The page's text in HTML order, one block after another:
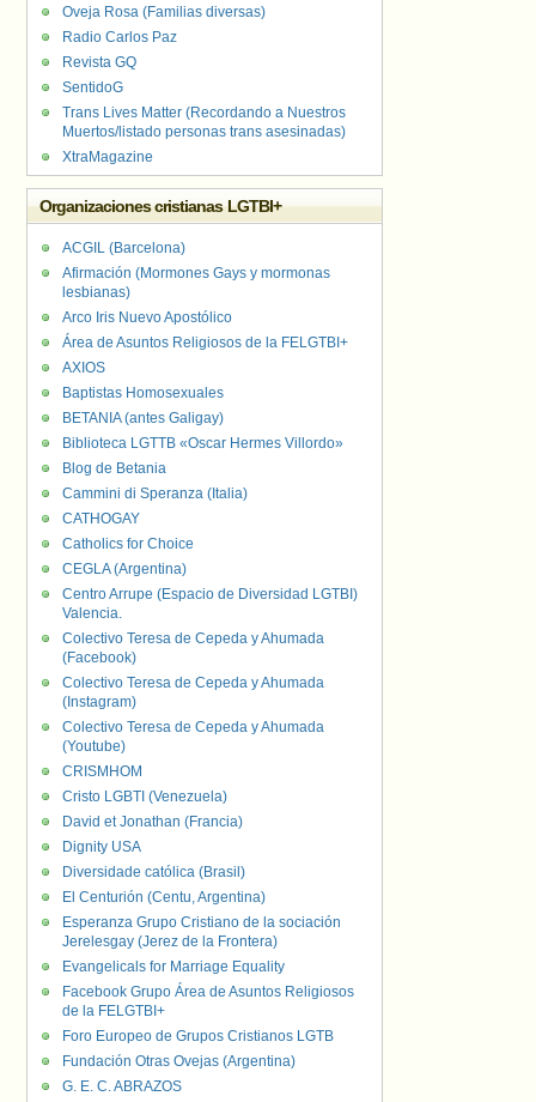
Oveja Rosa (Familias diversas)
Radio Carlos Paz
Revista GQ
SentidoG
Trans Lives Matter (Recordando a Nuestros
Muertos/listado personas trans asesinadas)
XtraMagazine
Organizaciones cristianas LGTBI+
ACGIL (Barcelona)
Afirmación (Mormones Gays y mormonas
lesbianas)
Arco Iris Nuevo Apostólico
Área de Asuntos Religiosos de la FELGTBI+
AXIOS
Baptistas Homosexuales
BETANIA (antes Galigay)
Biblioteca LGTTB «Oscar Hermes Villordo»
Blog de Betania
Cammini di Speranza (Italia)
CATHOGAY
Catholics for Choice
CEGLA (Argentina)
Centro Arrupe (Espacio de Diversidad LGTBI)
Valencia.
Colectivo Teresa de Cepeda y Ahumada
(Facebook)
Colectivo Teresa de Cepeda y Ahumada
(Instagram)
Colectivo Teresa de Cepeda y Ahumada
(Youtube)
CRISMHOM
Cristo LGBTI (Venezuela)
David et Jonathan (Francia)
Dignity USA
Diversidade católica (Brasil)
El Centurión (Centu, Argentina)
Esperanza Grupo Cristiano de la sociación
Jerelesgay (Jerez de la Frontera)
Evangelicals for Marriage Equality
Facebook Grupo Área de Asuntos Religiosos
de la FELGTBI+
Foro Europeo de Grupos Cristianos LGTB
Fundación Otras Ovejas (Argentina)
G. E. C. ABRAZOS